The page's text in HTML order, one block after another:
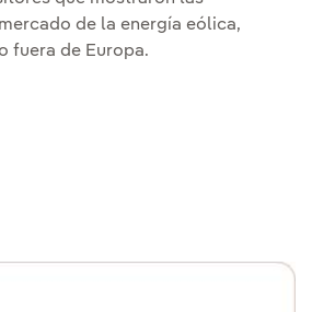
de la energía eólica,
fuera de Europa.
2026 pone a la
2026 pone a la
WindEurope 2026 pone a la